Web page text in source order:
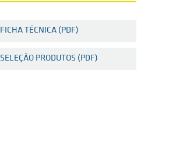
FICHA TÉCNICA (PDF)
SELEÇÃO PRODUTOS (PDF)